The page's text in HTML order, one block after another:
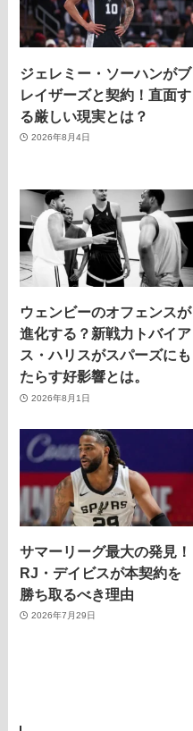
ジェレミー・ソーハンがブ
レイザーズと契約！直面す
る厳しい現実とは？
2026年8月4日
ウェンビーのオフェンスが
進化する？新戦力トバイア
ス・ハリスがスパーズにも
たらす好影響とは。
2026年8月1日
サマーリーグ最大の発見！
RJ・デイビスが本契約を
勝ち取るべき理由
2026年7月29日